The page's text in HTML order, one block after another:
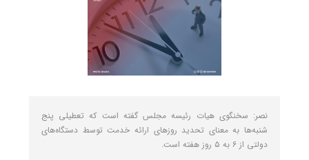
نصر: سخنگوی هیات رئیسه مجلس گفته است که تعطیلی پنج
شنبه‌ها به معنای تحدید روزهای ارائه خدمت توسط دستگاه‌های
دولتی از ۶ به ۵ روز هفته است.